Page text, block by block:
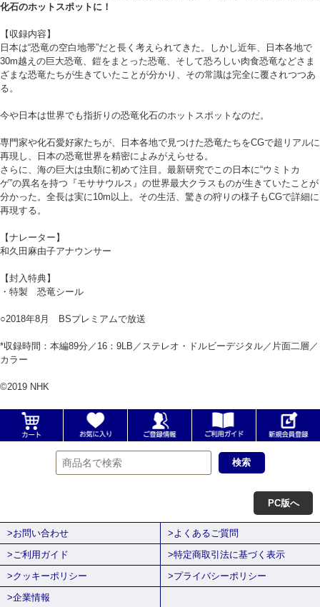
化石のホットスポットに！
【収録内容】
日本は“恐竜の空白地帯”だと長く考えられてきた。しかし近年、日本各地で
30m越えの巨大恐竜、鎧をまとった恐竜、そして恐ろしい肉食恐竜などさま
ざまな恐竜たちが生きていたことが分かり、その常識は完全に覆されつつあ
る。
今や日本は世界でも指折りの恐竜化石のホットスポットなのだ。
専門家や化石愛好家たちが、日本各地で見つけた恐竜たちをCGで超リアルに
再現し、日本の恐竜世界を精密によみがえらせる。
さらに、海の巨大は虫類に初めて注目。最新研究でこの日本に“ウミトカ
ゲ”の異名を持つ『モササウルス』の世界最大クラスものが生きていたことが
分かった。全長は実に10m以上。その生活、驚きの狩りの様子もCGで詳細に
再現する。
【ナレーター】
和久田麻由子アナウンサー
【封入特典】
・特製 恐竜シール
○2018年8月 BSプレミアムで放送
*収録時間：本編89分／16：9LB／ステレオ・ドルビーデジタル／片面二層／
カラー
©2019 NHK
PC版へ
>お問い合わせ
>よくあるご質問
>ご利用ガイド
>特定商取引法に基づく表示
>クッキーポリシー
>プライバシーポリシー
>企業情報